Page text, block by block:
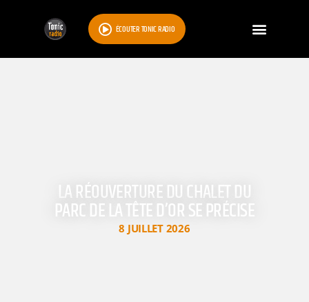
ÉCOUTER TONIC RADIO
LA RÉOUVERTURE DU CHALET DU
PARC DE LA TÊTE D’OR SE PRÉCISE
8 JUILLET 2026